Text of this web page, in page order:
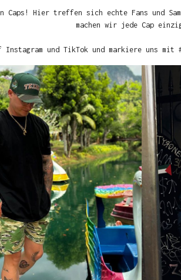
Caps! Hier treffen sich echte Fans und
machen wir jede Cap
Instagram und TikTok und markiere uns